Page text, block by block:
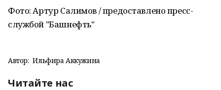
Фото: Артур Салимов / предоставлено пресс-
службой "Башнефть"
Автор: Ильфира Аккужина
Читайте нас